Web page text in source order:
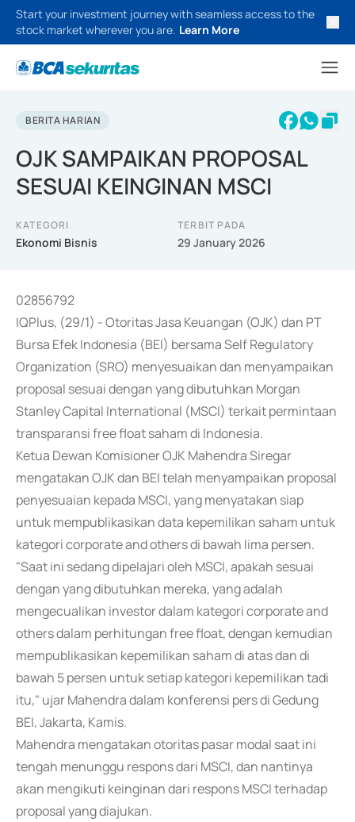
Start your investment journey with seamless access to the
stock market wherever you are. Learn More
BERITA HARIAN
OJK SAMPAIKAN PROPOSAL
SESUAI KEINGINAN MSCI
KATEGORI
Ekonomi Bisnis
TERBIT PADA
29 January 2026
02856792
IQPlus, (29/1) - Otoritas Jasa Keuangan (OJK) dan PT
Bursa Efek Indonesia (BEI) bersama Self Regulatory
Organization (SRO) menyesuaikan dan menyampaikan
proposal sesuai dengan yang dibutuhkan Morgan
Stanley Capital International (MSCI) terkait permintaan
transparansi free float saham di Indonesia.
Ketua Dewan Komisioner OJK Mahendra Siregar
mengatakan OJK dan BEI telah menyampaikan proposal
penyesuaian kepada MSCI, yang menyatakan siap
untuk mempublikasikan data kepemilikan saham untuk
kategori corporate and others di bawah lima persen.
"Saat ini sedang dipelajari oleh MSCI, apakah sesuai
dengan yang dibutuhkan mereka, yang adalah
mengecualikan investor dalam kategori corporate and
others dalam perhitungan free float, dengan kemudian
mempublikasikan kepemilikan saham di atas dan di
bawah 5 persen untuk setiap kategori kepemilikan tadi
itu," ujar Mahendra dalam konferensi pers di Gedung
BEI, Jakarta, Kamis.
Mahendra mengatakan otoritas pasar modal saat ini
tengah menunggu respons dari MSCI, dan nantinya
akan mengikuti keinginan dari respons MSCI terhadap
proposal yang diajukan.